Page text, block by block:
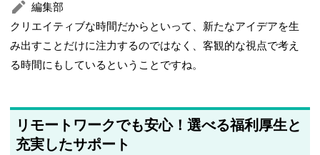
編集部
クリエイティブな時間だからといって、新たなアイデアを生
み出すことだけに注力するのではなく、客観的な視点で考え
る時間にもしているということですね。
リモートワークでも安心！選べる福利厚生と
充実したサポート